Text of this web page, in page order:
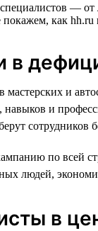
—
покажем, как
в
мастерских и
и
по всей
людей,
в